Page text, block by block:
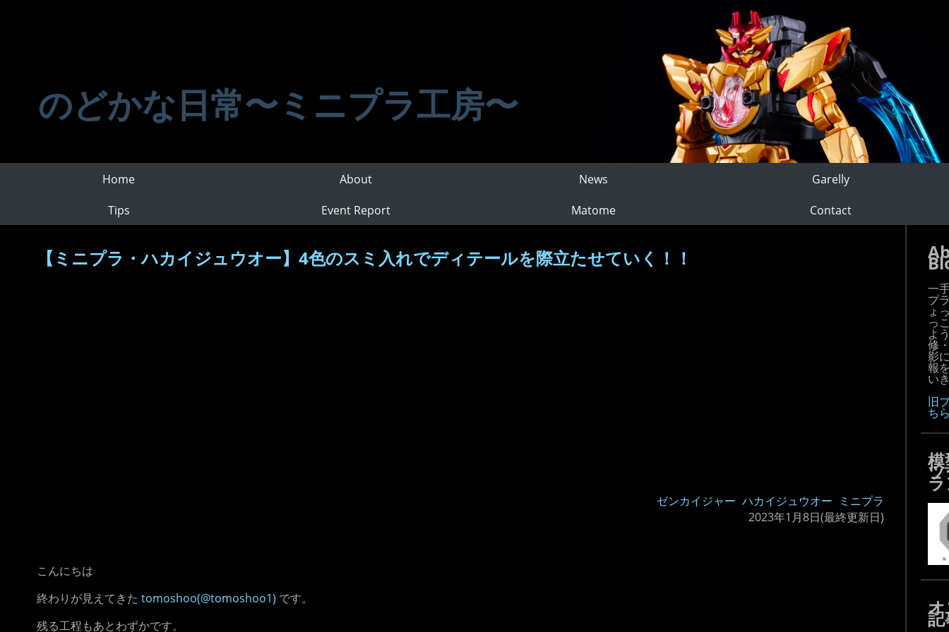
のどかな日常〜ミニプラ工房〜
Home About News
Garelly
Tips
Event Report Matome Contact
【ミニプラ・ハカイジュウオー】4色のスミ入れでディテールを際立たせていく！！
ゼンカイジャー ハカイジュウオー
ミニプラ
2023年1月8日(最終更新日)
こんにちは
終わりが見えてきた tomoshoo(@tomoshoo1) です。
残る工程もあとわずかです。
一
プ
ょ
っ
よ
修
影
報
い
旧
ち